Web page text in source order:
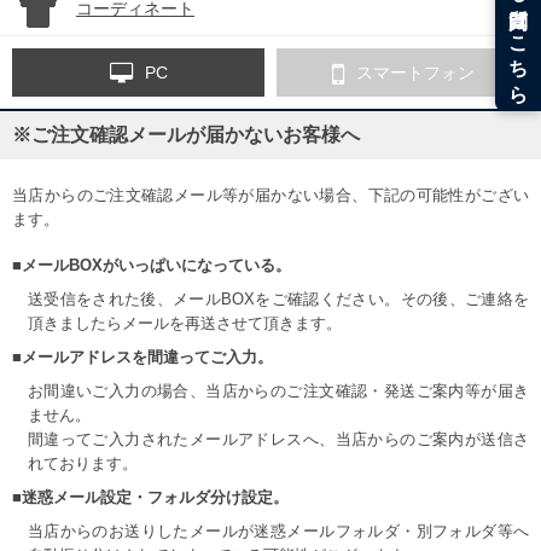
コーディネート
PC スマートフォン
※ご注文確認メールが届かないお客様へ
当店からのご注文確認メール等が届かない場合、下記の可能性がござい
ます。
■メールBOXがいっぱいになっている。
送受信をされた後、メールBOXをご確認ください。その後、ご連絡を
頂きましたらメールを再送させて頂きます。
■メールアドレスを間違ってご入力。
お間違いご入力の場合、当店からのご注文確認・発送ご案内等が届き
ません。
間違ってご入力されたメールアドレスへ、当店からのご案内が送信さ
れております。
■迷惑メール設定・フォルダ分け設定。
当店からのお送りしたメールが迷惑メールフォルダ・別フォルダ等へ